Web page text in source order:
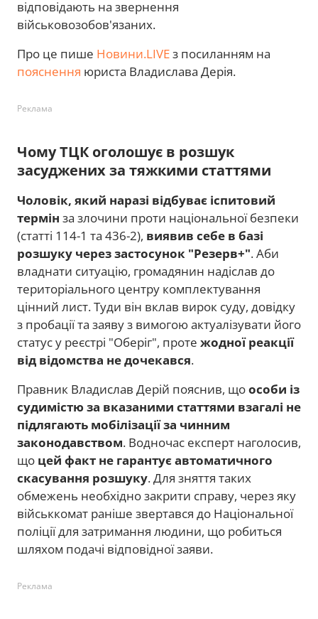
відповідають на звернення
військовозобов'язаних.
Про це пише Новини.LIVEз посиланням на
пояснення юриста Владислава Дерія.
Реклама
Чому ТЦК оголошує в розшук
засуджених за тяжкими статтями
Чоловік, який наразі відбуває іспитовий
термін за злочини проти національної безпеки
(статті 114-1 та 436-2), виявив себе в базі
розшуку через застосунок "Резерв+". Аби
владнати ситуацію, громадянин надіслав до
територіального центру комплектування
цінний лист. Туди він вклав вирок суду, довідку
з пробації та заяву з вимогою актуалізувати його
статус у реєстрі "Оберіг", проте жодної реакції
від відомства не дочекався.
Правник Владислав Дерій пояснив, щоособи із
судимістю за вказаними статтями взагалі не
підлягають мобілізації за чинним
законодавством. Водночас експерт наголосив,
що цей факт не гарантує автоматичного
скасування розшуку. Для зняття таких
обмежень необхідно закрити справу, через яку
військкомат раніше звертався до Національної
поліції для затримання людини, що робиться
шляхом подачі відповідної заяви.
Реклама